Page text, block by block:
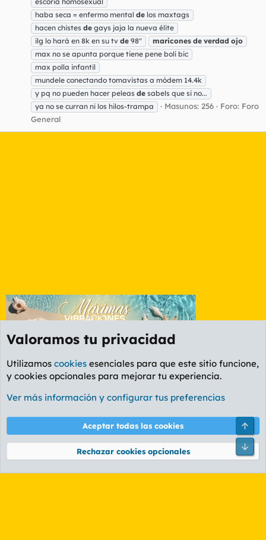
haba seca = enfermo mental de los maxtags
hacen chistes de gays jaja la nueva élite
ilg lo hará en 8k en su tv de 98" maricones de verdad ojo
max no se apunta porque tiene pene boli bic
max polla infantil
mundele conectando tomavistas a módem 14.4k
y pq no pueden hacer peleas de sabels que si no...
ya no se curran ni los hilos-trampa
Masunos: 256 Foro: Foro
General
Etiquetas
Cookies
PL OLDSTYLE AMARILLO
Términos y reglas Política de privacidad Ayuda
Community platform by XenForo® © 2010-2026 XenForo Ltd.
Valoramos tu privacidad
Utilizamos cookies esenciales para que este sitio funcione,
y cookies opcionales para mejorar tu experiencia.
Ver más información y configurar tus preferencias
Aceptar todas las cookies
Rechazar cookies opcionales
Pie